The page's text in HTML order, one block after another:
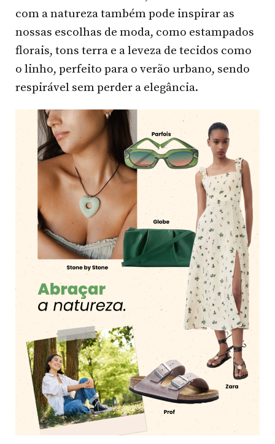
com a natureza também pode inspirar as
nossas escolhas de moda, como estampados
florais, tons terra e a leveza de tecidos como
o linho, perfeito para o verão urbano, sendo
respirável sem perder a elegância.